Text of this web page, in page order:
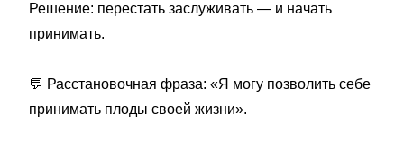
Решение: перестать заслуживать — и начать
принимать.
💬 Расстановочная фраза: «Я могу позволить себе
принимать плоды своей жизни».